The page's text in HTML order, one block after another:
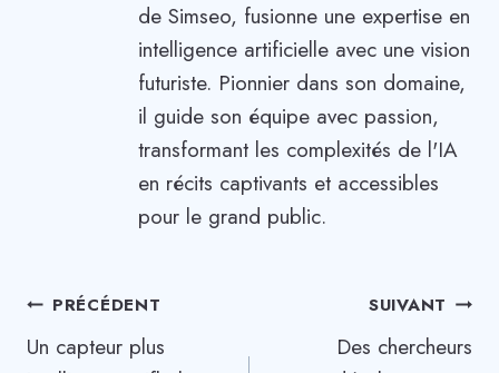
de Simseo, fusionne une expertise en
intelligence artificielle avec une vision
futuriste. Pionnier dans son domaine,
il guide son équipe avec passion,
transformant les complexités de l'IA
en récits captivants et accessibles
pour le grand public.
Navigation
de
PRÉCÉDENT
Un capteur plus
SUIVANT
Des chercheurs